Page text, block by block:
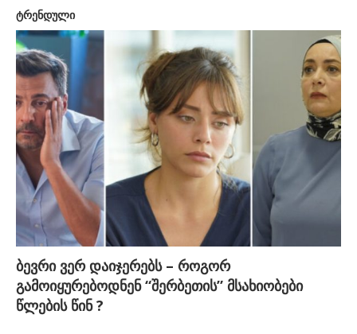
ტრენდული
ბევრი ვერ დაიჯერებს – როგორ
გამოიყურებოდნენ “შერბეთის” მსახიობები
წლების წინ ?